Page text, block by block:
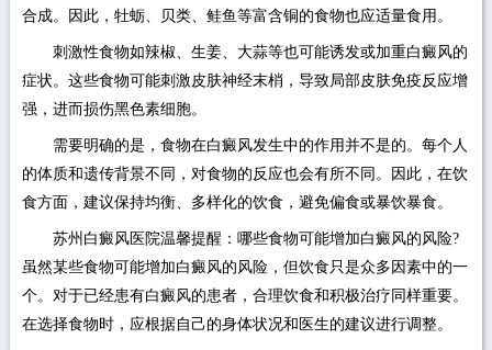
合成。因此，牡蛎、贝类、鲑鱼等富含铜的食物也应适量食用。
刺激性食物如辣椒、生姜、大蒜等也可能诱发或加重白癜风的
症状。这些食物可能刺激皮肤神经末梢，导致局部皮肤免疫反应增
强，进而损伤黑色素细胞。
需要明确的是，食物在白癜风发生中的作用并不是的。每个人
的体质和遗传背景不同，对食物的反应也会有所不同。因此，在饮
食方面，建议保持均衡、多样化的饮食，避免偏食或暴饮暴食。
苏州白癜风医院温馨提醒：哪些食物可能增加白癜风的风险?
虽然某些食物可能增加白癜风的风险，但饮食只是众多因素中的一
个。对于已经患有白癜风的患者，合理饮食和积极治疗同样重要。
在选择食物时，应根据自己的身体状况和医生的建议进行调整。